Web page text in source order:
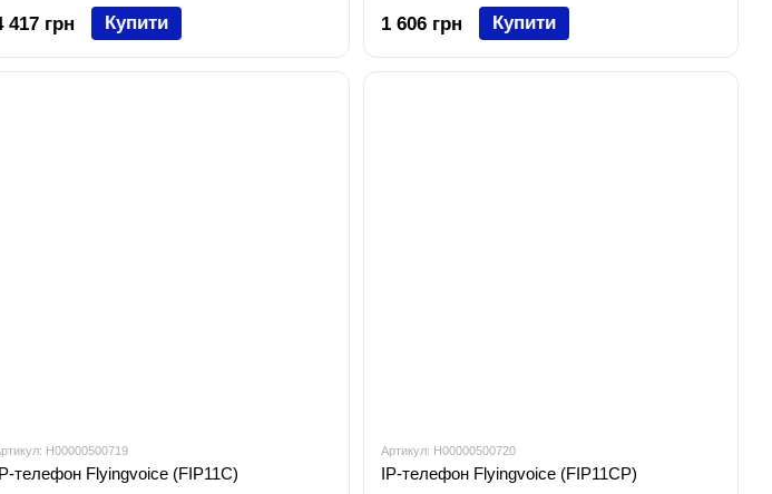
417 грн Купити 1 606 грн Купити
H00000500719
телефон Flyingvoice (FIP11C)
Артикул: H00000500720
IP-телефон Flyingvoice (FIP11CP)